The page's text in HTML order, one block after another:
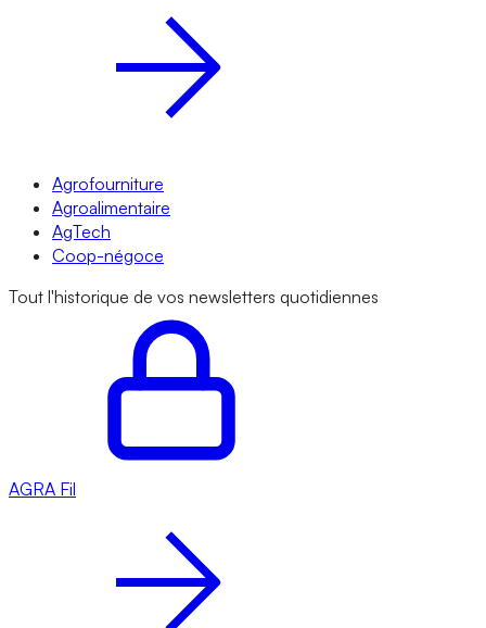
Agrofourniture
Agroalimentaire
AgTech
Coop-négoce
Tout l'historique de vos newsletters quotidiennes
AGRA Fil